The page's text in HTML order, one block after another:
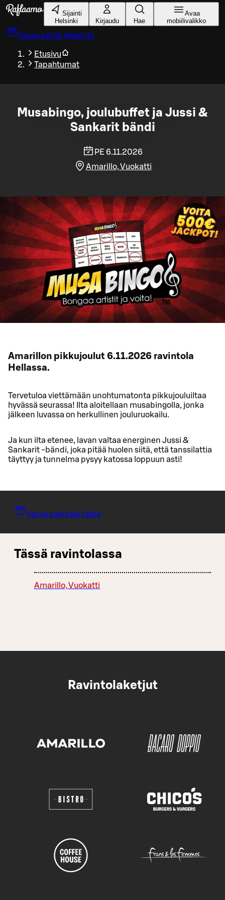
Siirry pääsisältöön
Sijainti
Helsinki
Kirjaudu Hae
Avaa
mobiilivalikko
Varaa pöytä Helsinki
Etusivu
Tapahtumat
Musabingo, joulubuffet ja Jussi &
Sankarit bändi
PE 6.11.2026
Amarillo, Vuokatti
Amarillon pikkujoulut 6.11.2026 ravintola
Hellassa.
Tervetuloa viettämään unohtumatonta pikkujouluiltaa
hyvässä seurassa! Ilta aloitellaan musabingolla, jonka
jälkeen luvassa on herkullinen jouluruokailu.
Ja kun ilta etenee, lavan valtaa energinen Jussi &
Sankarit -bändi, joka pitää huolen siitä, että tanssilattia
täyttyy ja tunnelma pysyy katossa loppuun asti!
Varaa paikkasi tästä
Tässä ravintolassa
Amarillo, Vuokatti
Ravintolaketjut